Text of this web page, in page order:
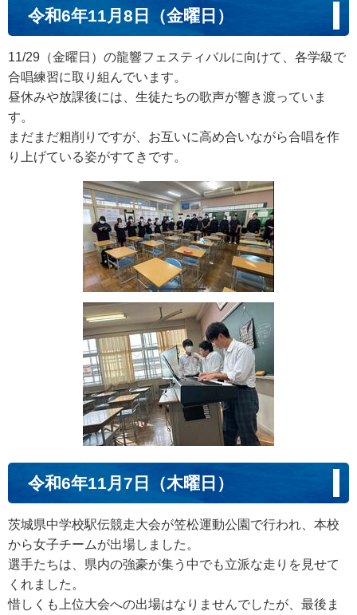
令和6年11月8日（金曜日）
11/29（金曜日）の龍響フェスティバルに向けて、各学級で
合唱練習に取り組んでいます。
昼休みや放課後には、生徒たちの歌声が響き渡っていま
す。
まだまだ粗削りですが、お互いに高め合いながら合唱を作
り上げている姿がすてきです。
令和6年11月7日（木曜日）
茨城県中学校駅伝競走大会が笠松運動公園で行われ、本校
から女子チームが出場しました。
選手たちは、県内の強豪が集う中でも立派な走りを見せて
くれました。
惜しくも上位大会への出場はなりませんでしたが、最後ま